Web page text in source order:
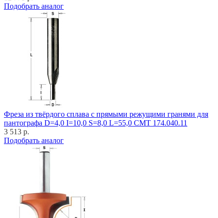
Подобрать аналог
Фреза из твёрдого сплава с прямыми режущими гранями для
пантографа D=4,0 I=10,0 S=8,0 L=55,0 CMT 174.040.11
3 513 р.
Подобрать аналог